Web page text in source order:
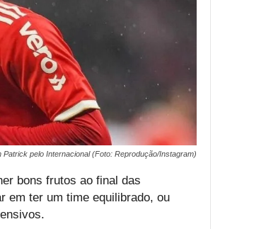
Patrick pelo Internacional (Foto: Reprodução/Instagram)
bons frutos ao final das
em ter um time equilibrado, ou